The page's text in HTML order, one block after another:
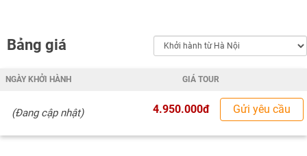
Bảng giá
NGÀY KHỞI HÀNH GIÁ TOUR
(Đang cập nhật) 4.950.000đ Gửi yêu cầu